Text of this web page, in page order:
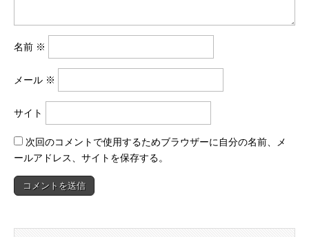
名前 ※
メール ※
サイト
次回のコメントで使用するためブラウザーに自分の名前、メ
ールアドレス、サイトを保存する。